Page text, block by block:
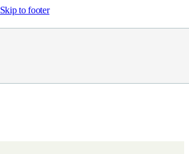
Skip to footer